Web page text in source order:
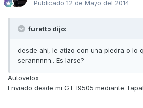
Publicado 12 de Mayo del 2014
furetto dijo:
desde ahi, le atizo con una piedra o lo
serannnnn.. Es larse?
Autovelox
Enviado desde mi GT-I9505 mediante